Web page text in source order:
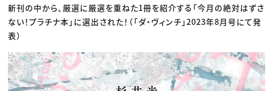
新刊の中から、厳選に厳選を重ねた1冊を紹介する「今月の絶対はずさ
ない！プラチナ本」に選出された！（「ダ・ヴィンチ」2023年8月号にて発
表）